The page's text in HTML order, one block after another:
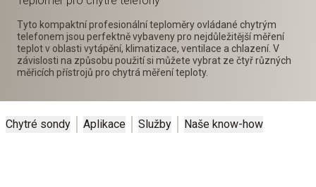
Tyto kompaktní profesionální teploměry ovládané chytrým
telefonem jsou perfektně vybaveny pro nejdůležitější měření
teplot v oblasti vytápění, klimatizace, ventilace a chlazení. V
závislosti na způsobu použití si můžete vybrat ze čtyř různých
měřicích přístrojů pro chytrá měření teploty.
Chytré sondy Aplikace Služby Naše know-how